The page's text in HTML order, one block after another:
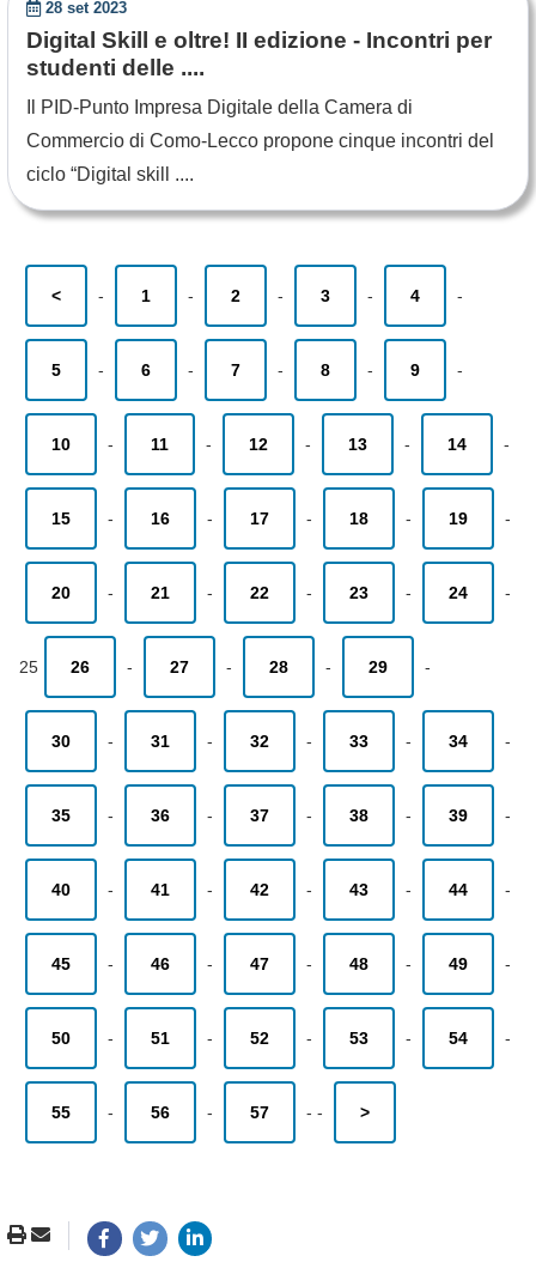
28 set 2023
Digital Skill e oltre! II edizione - Incontri per
studenti delle ....
Il PID-Punto Impresa Digitale della Camera di
Commercio di Como-Lecco propone cinque incontri del
ciclo “Digital skill ....
< - 1 - 2 - 3 - 4 -
5 - 6 - 7 - 8 - 9 -
10 - 11 - 12 - 13 - 14 -
15 - 16 - 17 - 18 - 19 -
20 - 21 - 22 - 23 - 24 -
25 26 - 27 - 28 - 29 -
30 - 31 - 32 - 33 - 34 -
35 - 36 - 37 - 38 - 39 -
40 - 41 - 42 - 43 - 44 -
45 - 46 - 47 - 48 - 49 -
50 - 51 - 52 - 53 - 54 -
55 - 56 - 57 - - >